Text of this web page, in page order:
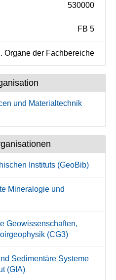
530000
FB 5
Organe der Fachbereiche
und Materialtechnik
Instituts (GeoBib)
Mineralogie und
Geowissenschaften,
(CG3)
Sedimentäre Systeme
(GIA)